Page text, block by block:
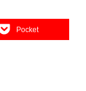
Pocket